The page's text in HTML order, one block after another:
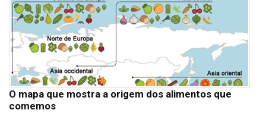
O mapa que mostra a origem dos alimentos que
comemos